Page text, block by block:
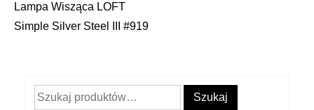
Nawigacja
Lampa Wisząca LOFT
Simple Silver Steel III #919
Szukaj: Szukaj